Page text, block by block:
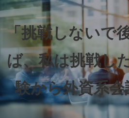
「挑戦しないで
ば、私は挑戦し
験から外資系